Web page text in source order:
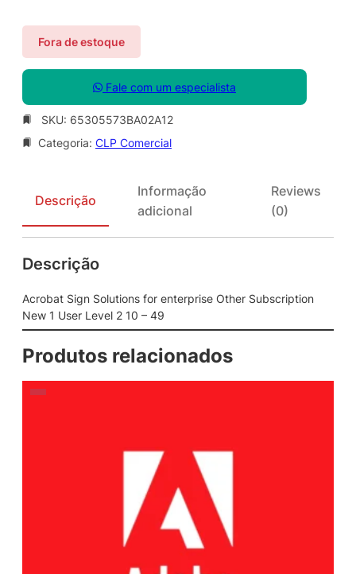
Fora de estoque
Fale com um especialista
SKU: 65305573BA02A12
Categoria: CLP Comercial
Descrição
Informação
adicional
Reviews
(0)
Descrição
Acrobat Sign Solutions for enterprise Other Subscription
New 1 User Level 2 10 – 49
Produtos relacionados